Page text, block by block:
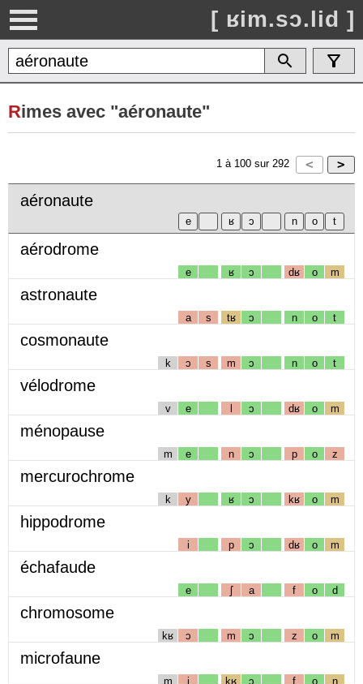
[ ʁim.sɔ.lid ]
Rimes avec "aéronaute"
1 à 100 sur 292
aéronaute
aérodrome
e ʁ ɔ dʁ o m
astronaute
a s tʁ ɔ n o t
cosmonaute
k ɔ s m ɔ n o t
vélodrome
v e l ɔ dʁ o m
ménopause
m e n ɔ p o z
mercurochrome
k y ʁ ɔ kʁ o m
hippodrome
i p ɔ dʁ o m
échafaude
e ʃ a f o d
chromosome
kʁ ɔ m ɔ z o m
microfaune
m i kʁ ɔ f o n